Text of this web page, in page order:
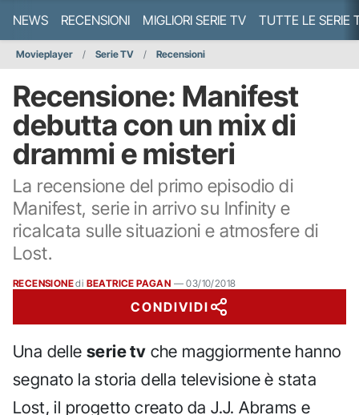
NEWS RECENSIONI MIGLIORI SERIE TV TUTTE LE SERIE
Movieplayer Serie TV Recensioni
Recensione: Manifest
debutta con un mix di
drammi e misteri
La recensione del primo episodio di
Manifest, serie in arrivo su Infinity e
ricalcata sulle situazioni e atmosfere di
Lost.
RECENSIONEdi BEATRICE PAGAN —03/10/2018
CONDIVIDI
Una delle serie tv che maggiormente hanno
segnato la storia della televisione è stata
Lost, il progetto creato da J.J. Abrams e